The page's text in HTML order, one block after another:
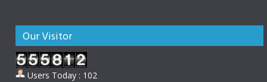
Our Visitor
Users Today : 102